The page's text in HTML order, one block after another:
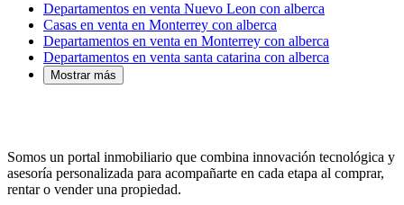
Departamentos en venta Nuevo Leon con alberca
Casas en venta en Monterrey con alberca
Departamentos en venta en Monterrey con alberca
Departamentos en venta santa catarina con alberca
Mostrar más
Somos un portal inmobiliario que combina innovación tecnológica y
asesoría personalizada para acompañarte en cada etapa al comprar,
rentar o vender una propiedad.